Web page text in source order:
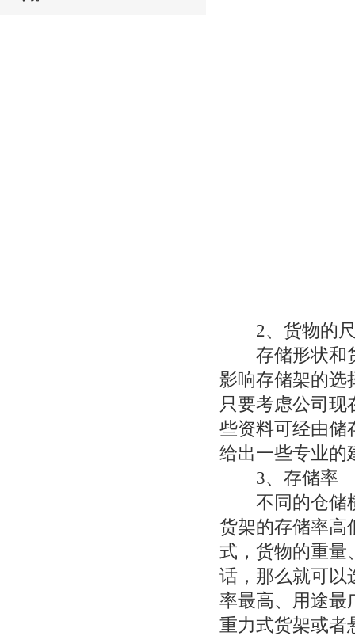
2、货物的
存储形状和货
影响存储架的选
只要考虑公司
些资料可经由储
给出一些专业的
3、存储率
不同的仓储横
货架的存储率高
式，货物的重量
话，那么就可以
率最高、用途最
重力式货架或者